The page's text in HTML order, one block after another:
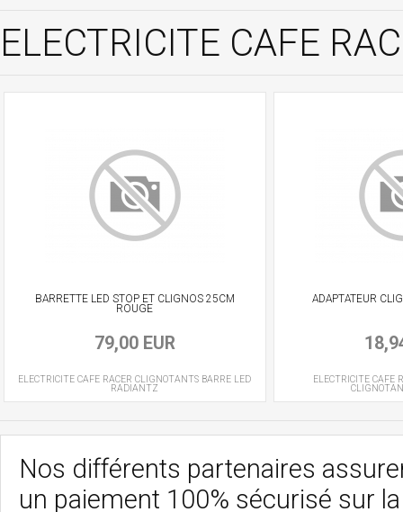
ELECTRICITE CAFE
BARRETTE LED STOP ET CLIGNOS 25CM
ROUGE
79,00 EUR
ELECTRICITE CAFE RACER CLIGNOTANTS BARRE LED
RADIANTZ
ADAPTATEUR
ELECTRICITE CAFE
Nos différents partenaires
un paiement 100% sécurisé sur